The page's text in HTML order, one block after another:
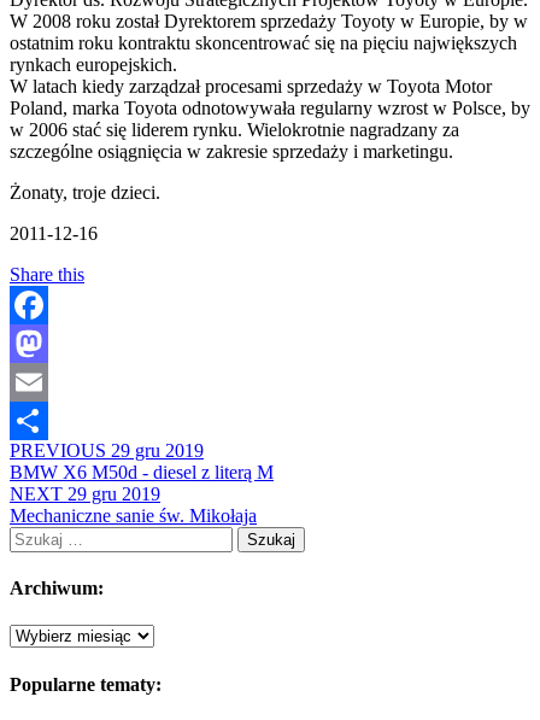
W 2008 roku został Dyrektorem sprzedaży Toyoty w Europie, by w
ostatnim roku kontraktu skoncentrować się na pięciu największych
rynkach europejskich.
W latach kiedy zarządzał procesami sprzedaży w Toyota Motor
Poland, marka Toyota odnotowywała regularny wzrost w Polsce, by
w 2006 stać się liderem rynku. Wielokrotnie nagradzany za
szczególne osiągnięcia w zakresie sprzedaży i marketingu.
Żonaty, troje dzieci.
2011-12-16
Share this
Facebook
Mastodon
Email
Share
PREVIOUS 29 gru 2019
BMW X6 M50d - diesel z literą M
NEXT 29 gru 2019
Mechaniczne sanie św. Mikołaja
Szukaj:
Archiwum:
Archiwum:
Popularne tematy: